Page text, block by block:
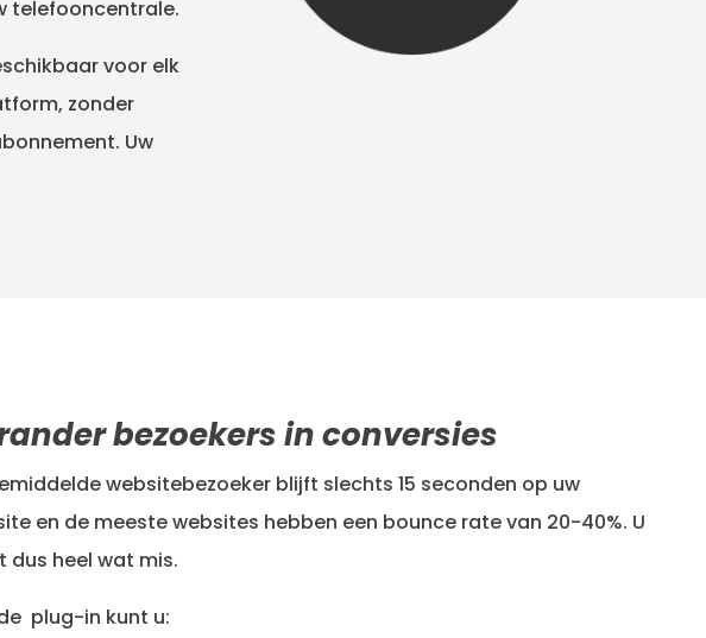
telefooncentrale.
voor elk
zonder
Uw
bezoekers in conversies
websitebezoeker blijft slechts 15 seconden op uw
en de meeste websites hebben een bounce rate van 20-40%. U
dus heel wat mis.
plug-in kunt u: